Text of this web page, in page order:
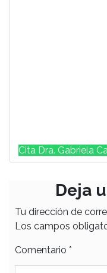
Cita Dra. Gabriela
Deja
Tu dirección de
Los campos
Comentario *